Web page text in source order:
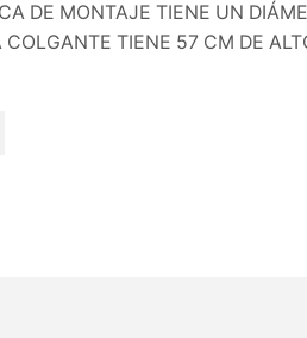
DE MONTAJE TIENE UN
TIENE 57 CM DE